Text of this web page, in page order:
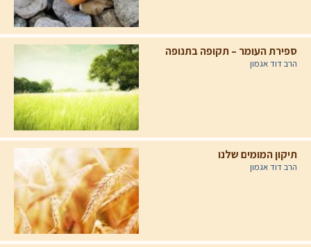
ספירת העומר – תקופה בתנופה
הרב דוד אגמון
תיקון המומים שלנו
הרב דוד אגמון